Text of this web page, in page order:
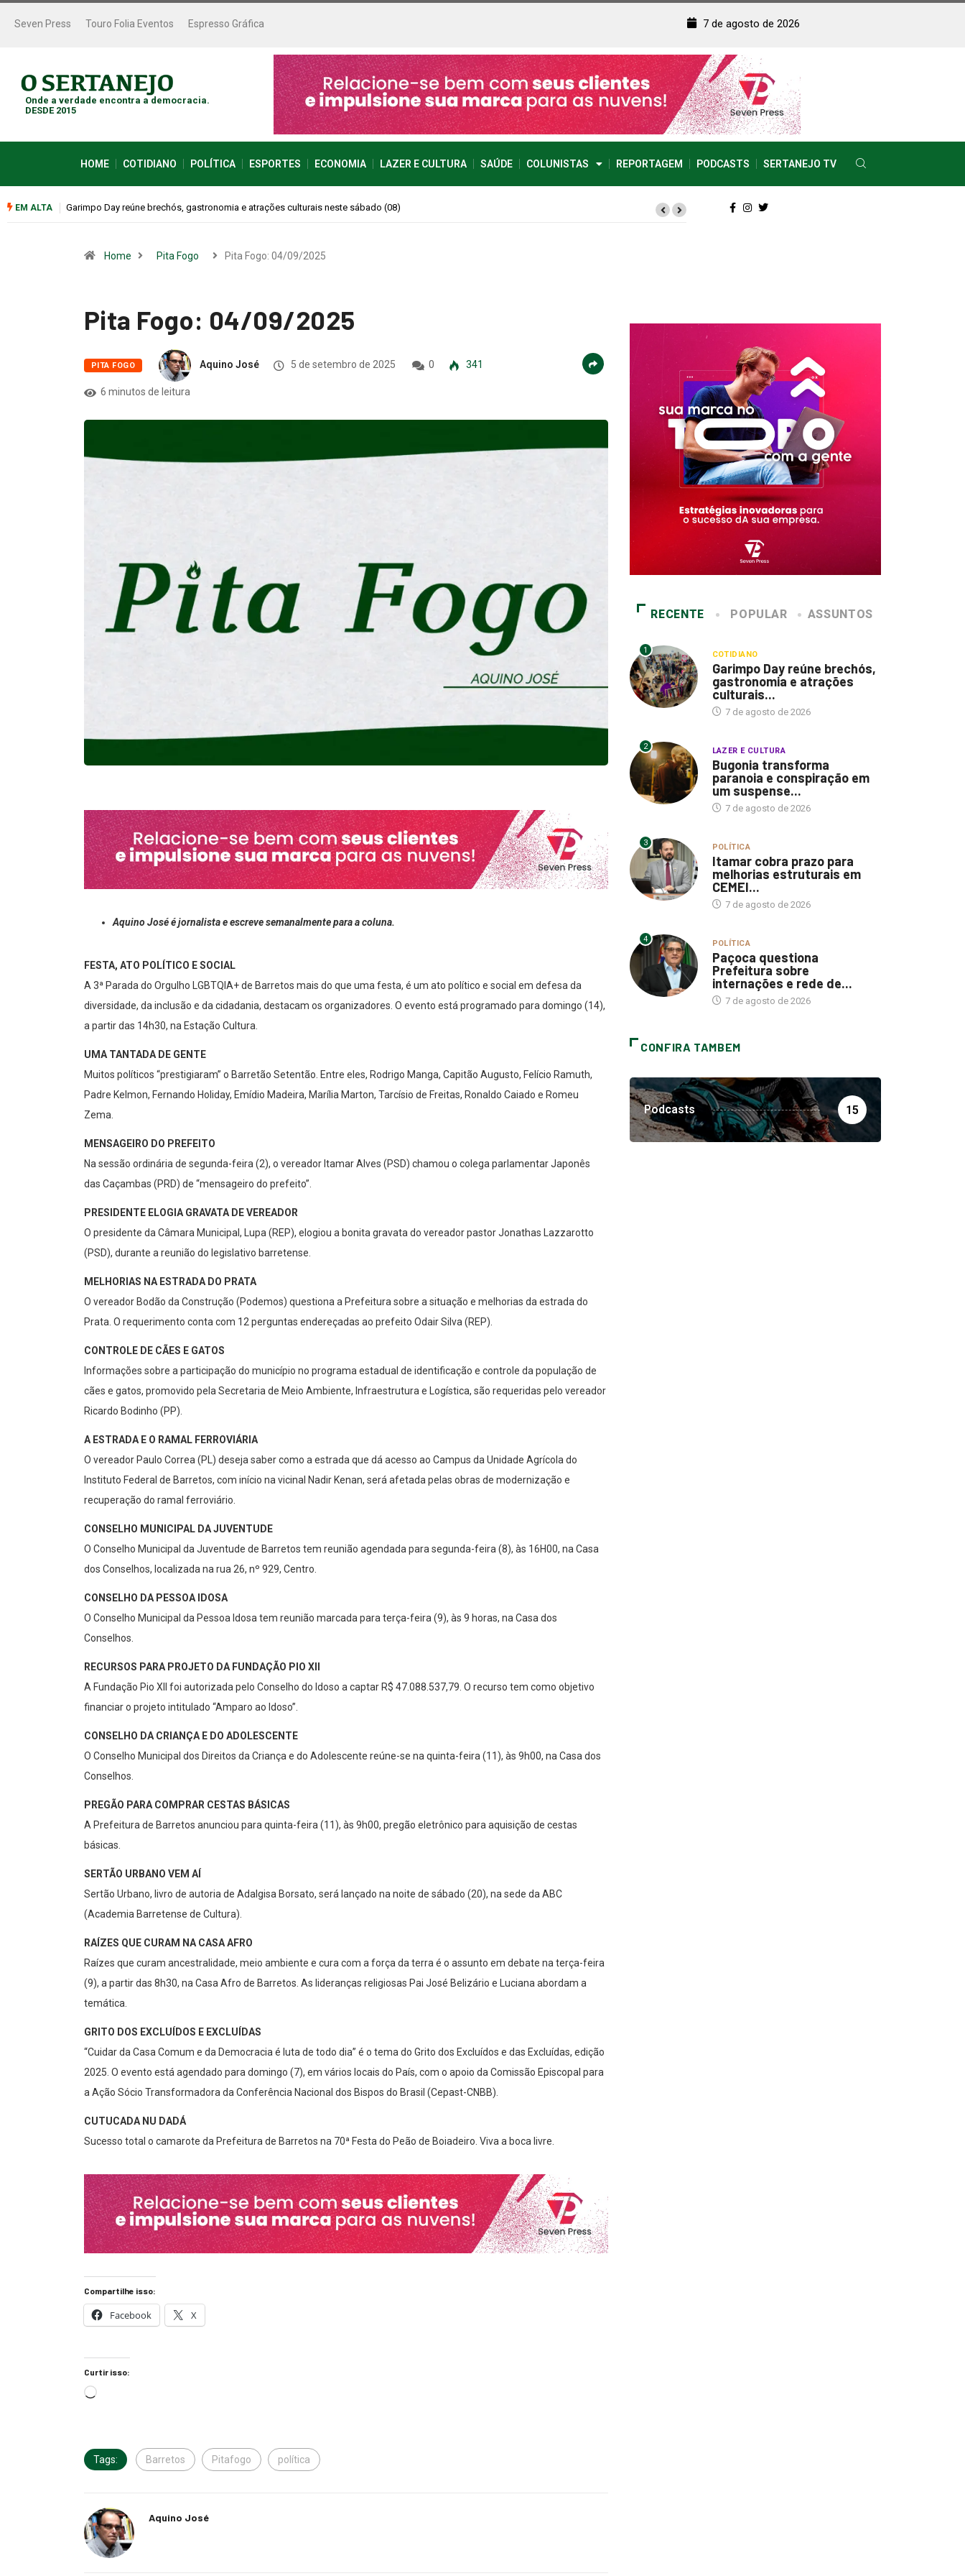
Seven Press Touro Folia Eventos Espresso Gráfica 7 de agosto de 2026
Onde a verdade encontra a democracia.
DESDE 2015
HOME COTIDIANO POLÍTICA ESPORTES ECONOMIA LAZER E CULTURA SAÚDE COLUNISTAS REPORTAGEM PODCASTS SERTANEJO TV
EM ALTA Bugonia transforma paranoia e conspiração em um suspense imprevisível
Home Pita Fogo Pita Fogo: 04/09/2025
Pita Fogo: 04/09/2025
PITA FOGO Aquino José 5 de setembro de 2025 0 341
6 minutos de leitura
Aquino José é jornalista e escreve semanalmente para a coluna.
FESTA, ATO POLÍTICO E SOCIAL
A 3ª Parada do Orgulho LGBTQIA+ de Barretos mais do que uma festa, é um ato político e social em defesa da
diversidade, da inclusão e da cidadania, destacam os organizadores. O evento está programado para domingo (14),
a partir das 14h30, na Estação Cultura.
UMA TANTADA DE GENTE
Muitos políticos “prestigiaram” o Barretão Setentão. Entre eles, Rodrigo Manga, Capitão Augusto, Felício Ramuth,
Padre Kelmon, Fernando Holiday, Emídio Madeira, Marília Marton, Tarcísio de Freitas, Ronaldo Caiado e Romeu
Zema.
MENSAGEIRO DO PREFEITO
Na sessão ordinária de segunda-feira (2), o vereador Itamar Alves (PSD) chamou o colega parlamentar Japonês
das Caçambas (PRD) de “mensageiro do prefeito”.
PRESIDENTE ELOGIA GRAVATA DE VEREADOR
O presidente da Câmara Municipal, Lupa (REP), elogiou a bonita gravata do vereador pastor Jonathas Lazzarotto
(PSD), durante a reunião do legislativo barretense.
MELHORIAS NA ESTRADA DO PRATA
O vereador Bodão da Construção (Podemos) questiona a Prefeitura sobre a situação e melhorias da estrada do
Prata. O requerimento conta com 12 perguntas endereçadas ao prefeito Odair Silva (REP).
CONTROLE DE CÃES E GATOS
Informações sobre a participação do município no programa estadual de identificação e controle da população de
cães e gatos, promovido pela Secretaria de Meio Ambiente, Infraestrutura e Logística, são requeridas pelo vereador
Ricardo Bodinho (PP).
A ESTRADA E O RAMAL FERROVIÁRIA
O vereador Paulo Correa (PL) deseja saber como a estrada que dá acesso ao Campus da Unidade Agrícola do
Instituto Federal de Barretos, com início na vicinal Nadir Kenan, será afetada pelas obras de modernização e
recuperação do ramal ferroviário.
CONSELHO MUNICIPAL DA JUVENTUDE
O Conselho Municipal da Juventude de Barretos tem reunião agendada para segunda-feira (8), às 16H00, na Casa
dos Conselhos, localizada na rua 26, nº 929, Centro.
CONSELHO DA PESSOA IDOSA
O Conselho Municipal da Pessoa Idosa tem reunião marcada para terça-feira (9), às 9 horas, na Casa dos
Conselhos.
RECURSOS PARA PROJETO DA FUNDAÇÃO PIO XII
A Fundação Pio XII foi autorizada pelo Conselho do Idoso a captar R$ 47.088.537,79. O recurso tem como objetivo
financiar o projeto intitulado “Amparo ao Idoso’’.
CONSELHO DA CRIANÇA E DO ADOLESCENTE
O Conselho Municipal dos Direitos da Criança e do Adolescente reúne-se na quinta-feira (11), às 9h00, na Casa dos
Conselhos.
PREGÃO PARA COMPRAR CESTAS BÁSICAS
A Prefeitura de Barretos anunciou para quinta-feira (11), às 9h00, pregão eletrônico para aquisição de cestas
básicas.
SERTÃO URBANO VEM AÍ
Sertão Urbano, livro de autoria de Adalgisa Borsato, será lançado na noite de sábado (20), na sede da ABC
(Academia Barretense de Cultura).
RAÍZES QUE CURAM NA CASA AFRO
Raízes que curam ancestralidade, meio ambiente e cura com a força da terra é o assunto em debate na terça-feira
(9), a partir das 8h30, na Casa Afro de Barretos. As lideranças religiosas Pai José Belizário e Luciana abordam a
temática.
GRITO DOS EXCLUÍDOS E EXCLUÍDAS
“Cuidar da Casa Comum e da Democracia é luta de todo dia” é o tema do Grito dos Excluídos e das Excluídas, edição
2025. O evento está agendado para domingo (7), em vários locais do País, com o apoio da Comissão Episcopal para
a Ação Sócio Transformadora da Conferência Nacional dos Bispos do Brasil (Cepast-CNBB).
CUTUCADA NU DADÁ
Sucesso total o camarote da Prefeitura de Barretos na 70ª Festa do Peão de Boiadeiro. Viva a boca livre.
Compartilhe isso:
Facebook X
Curtir isso:
Tags: Barretos Pitafogo política
Aquino José
RECENTE POPULAR ASSUNTOS
1 COTIDIANO
Garimpo Day reúne brechós,
gastronomia e atrações
culturais...
7 de agosto de 2026
2 LAZER E CULTURA
Bugonia transforma
paranoia e conspiração em
um suspense...
7 de agosto de 2026
3 POLÍTICA
Itamar cobra prazo para
melhorias estruturais em
CEMEI...
7 de agosto de 2026
4 POLÍTICA
Paçoca questiona
Prefeitura sobre
internações e rede de...
7 de agosto de 2026
CONFIRA TAMBEM
Podcasts 15